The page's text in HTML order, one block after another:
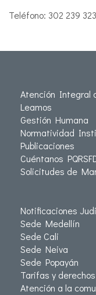
Teléfono: 302 239
Atención Integral
Leamos
Gestión Humana
Normatividad
Publicaciones
Cuéntanos
Solicitudes de
Notificaciones
Sede Medellín
Sede Cali
Sede Neiva
Sede Popayán
Tarifas y
Atención a la